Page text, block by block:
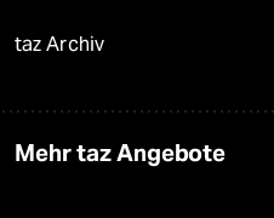
taz Archiv
Mehr taz Angebote